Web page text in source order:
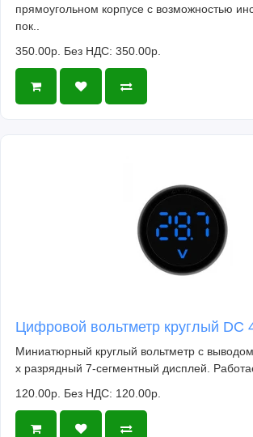
прямоугольном корпусе с возможностью
пок..
350.00р. Без НДС: 350.00р.
Цифровой вольтметр круглый DC
Миниатюрный круглый вольтметр с
х разрядный 7-сегментный дисплей.
120.00р. Без НДС: 120.00р.